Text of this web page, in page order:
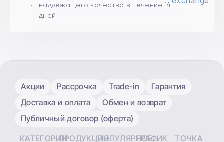
надлежащего качества в течение 14
дней
Акции Рассрочка Trade-in
Гарантия
Доставка и оплата
Обмен и возврат
Публичный договор (оферта)
КАТЕГОРИИПРОДУКЦИЯПОПУЛЯРНОЕГРАФИК
ТОЧКА